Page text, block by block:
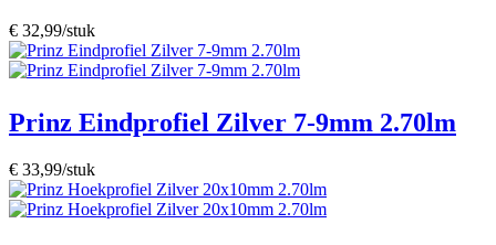
€ 32,99/stuk
Prinz Eindprofiel Zilver 7-9mm 2.70lm
€ 33,99/stuk